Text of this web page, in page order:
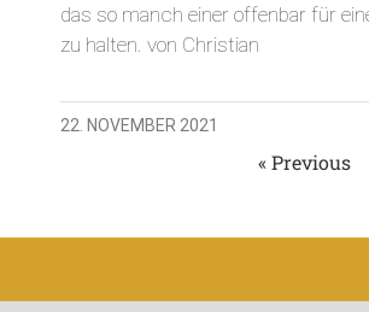
das so manch einer offenbar für
zu halten. von Christian
22. NOVEMBER 2021
« Previous